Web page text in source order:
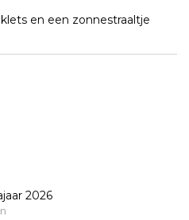
en een zonnestraaltje
2026